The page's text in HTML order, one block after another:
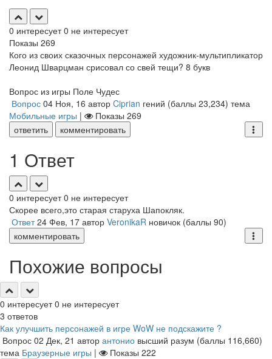
0 интересует 0 не интересует
Показы 269
Кого из своих сказочных персонажей художник-мультипликатор
Леонид Шварцман срисовал со свей тещи? 8 букв
Вопрос из игры Поле Чудес
Вопрос 04 Ноя, 16 автор Ciprian гений (баллы 23,234) тема
Мобильные игры | Показы 269
ответить
комментировать
1 Ответ
0 интересует 0 не интересует
Скорее всего,это старая старуха Шапокляк.
Ответ 24 Фев, 17 автор VeronikaR новичок (баллы 90)
комментировать
Похожие вопросы
0 интересует 0 не интересует
3 ответов
Как улучшить персонажей в игре WoW не подскажите ?
Вопрос 02 Дек, 21 автор антонио высший разум (баллы 116,660)
тема Браузерные игры | Показы 222